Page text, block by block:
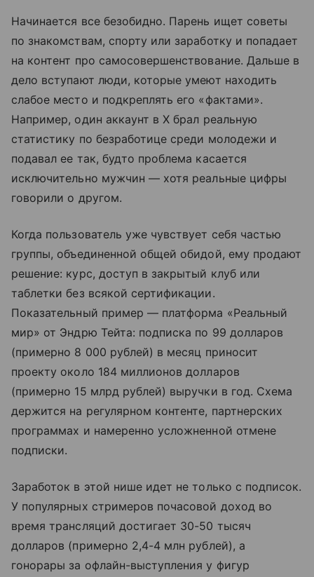
Начинается все безобидно. Парень ищет советы
по знакомствам, спорту или заработку и попадает
на контент про самосовершенствование. Дальше в
дело вступают люди, которые умеют находить
слабое место и подкреплять его «фактами».
Например, один аккаунт в X брал реальную
статистику по безработице среди молодежи и
подавал ее так, будто проблема касается
исключительно мужчин — хотя реальные цифры
говорили о другом.
Когда пользователь уже чувствует себя частью
группы, объединенной общей обидой, ему продают
решение: курс, доступ в закрытый клуб или
таблетки без всякой сертификации.
Показательный пример — платформа «Реальный
мир» от Эндрю Тейта: подписка по 99 долларов
(примерно 8 000 рублей) в месяц приносит
проекту около 184 миллионов долларов
(примерно 15 млрд рублей) выручки в год. Схема
держится на регулярном контенте, партнерских
программах и намеренно усложненной отмене
подписки.
Заработок в этой нише идет не только с подписок.
У популярных стримеров почасовой доход во
время трансляций достигает 30-50 тысяч
долларов (примерно 2,4-4 млн рублей), а
гонорары за офлайн-выступления у фигур